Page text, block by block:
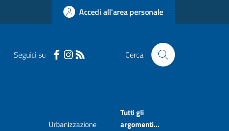
Accedi all'area personale
Seguici su Cerca
Urbanizzazione
Tutti gli
argomenti...